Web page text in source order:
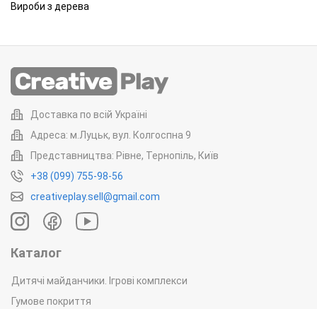
Вироби з дерева
Доставка по всій Україні
Адреса: м.Луцьк, вул. Колгоспна 9
Представництва: Рівне, Тернопіль, Київ
+38 (099) 755-98-56
creativeplay.sell@gmail.com
Каталог
Дитячі майданчики. Ігрові комплекси
Гумове покриття